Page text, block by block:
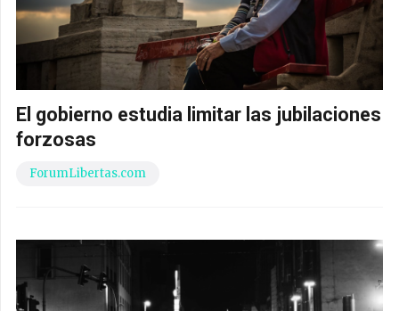
El gobierno estudia limitar las jubilaciones
forzosas
ForumLibertas.com